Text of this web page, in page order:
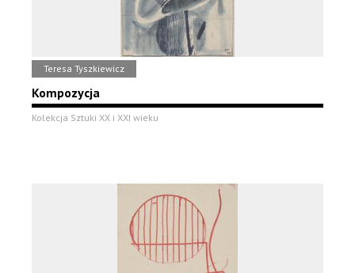
Teresa Tyszkiewicz
Kompozycja
Kolekcja Sztuki XX i XXI wieku